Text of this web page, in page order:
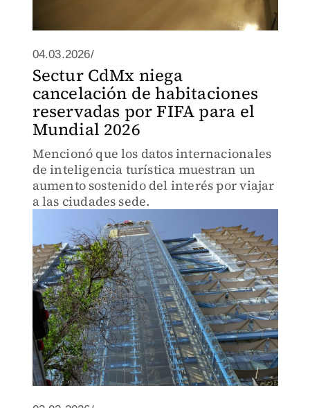
04.03.2026/
Sectur CdMx niega
cancelación de habitaciones
reservadas por FIFA para el
Mundial 2026
Mencionó que los datos internacionales
de inteligencia turística muestran un
aumento sostenido del interés por viajar
a las ciudades sede.